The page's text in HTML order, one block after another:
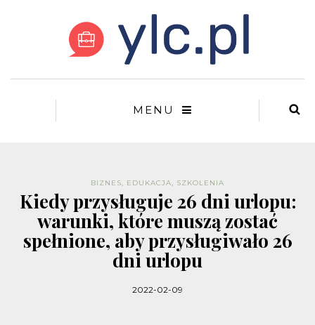
MENU
BIZNES, EDUKACJA, SZKOLENIA
Kiedy przysługuje 26 dni urlopu:
warunki, które muszą zostać
spełnione, aby przysługiwało 26
dni urlopu
2022-02-09